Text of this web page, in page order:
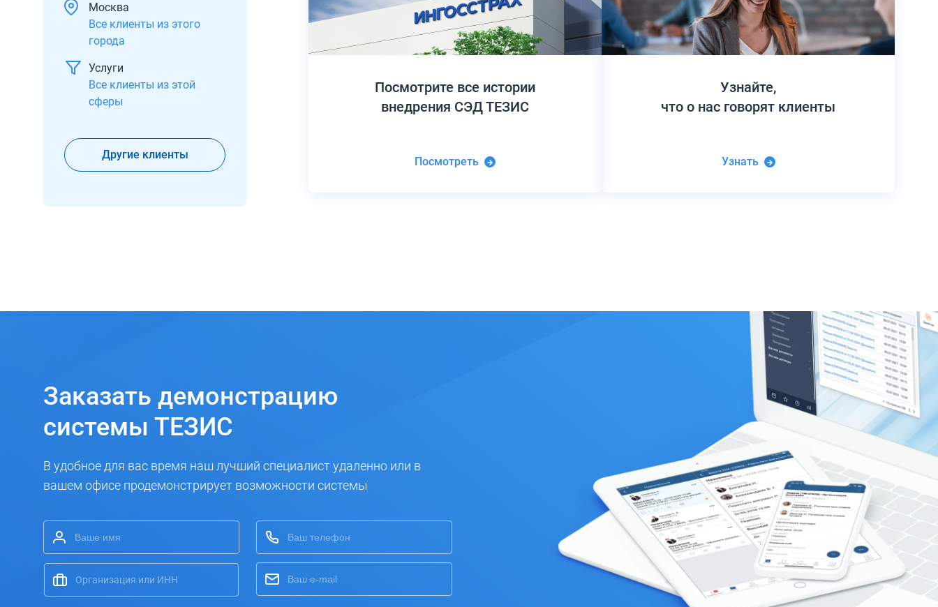
Москва
Все клиенты из этого
города
Услуги
Все клиенты из этой
сферы
Другие клиенты
Посмотрите все истории
внедрения СЭД ТЕЗИС
Посмотреть
Узнайте,
что о нас говорят клиенты
Узнать
Заказать демонстрацию
системы ТЕЗИС
В удобное для вас время наш лучший специалист удаленно или в
вашем офисе продемонстрирует возможности системы